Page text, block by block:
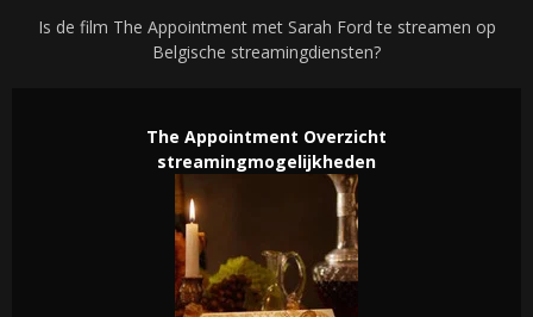
Is de film The Appointment met Sarah Ford te streamen op
Belgische streamingdiensten?
The Appointment Overzicht
streamingmogelijkheden